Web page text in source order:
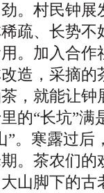
。村民钟展
疏、长势
。加入合作
造，采摘的
，就能让钟
“长坑”满
”。寒露过后
。茶农们的
山脚下的古